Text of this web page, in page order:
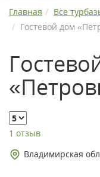
Главная Все
Гостевой дом
1 отзыв
Владимирская